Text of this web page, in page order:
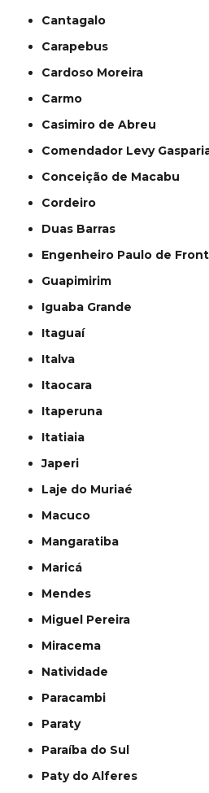
Cantagalo
Carapebus
Cardoso Moreira
Carmo
Casimiro de Abreu
Comendador Levy
Conceição de Macabu
Cordeiro
Duas Barras
Engenheiro Paulo de
Guapimirim
Iguaba Grande
Itaguaí
Italva
Itaocara
Itaperuna
Itatiaia
Japeri
Laje do Muriaé
Macuco
Mangaratiba
Maricá
Mendes
Miguel Pereira
Miracema
Natividade
Paracambi
Paraty
Paraíba do Sul
Paty do Alferes